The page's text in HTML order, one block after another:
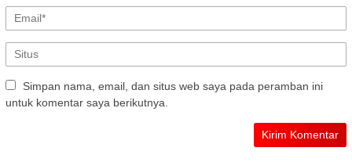
Simpan nama, email, dan situs web saya pada peramban ini
untuk komentar saya berikutnya.